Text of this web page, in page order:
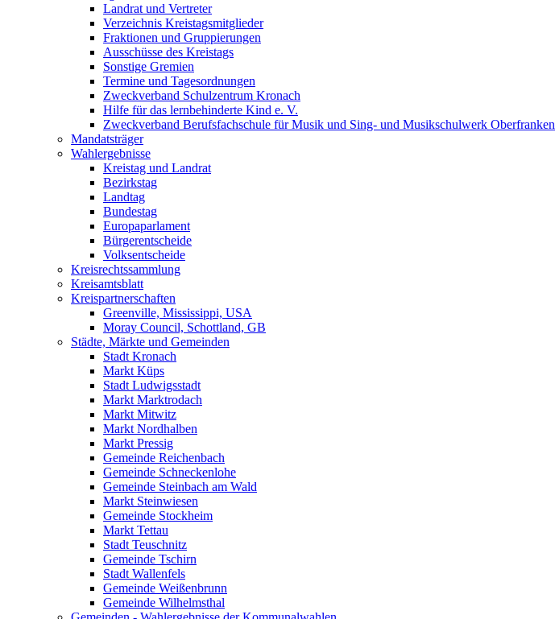
Landrat und Vertreter
Verzeichnis Kreistagsmitglieder
Fraktionen und Gruppierungen
Ausschüsse des Kreistags
Sonstige Gremien
Termine und Tagesordnungen
Zweckverband Schulzentrum Kronach
Hilfe für das lernbehinderte Kind e. V.
Zweckverband Berufsfachschule für Musik und Sing- und Musikschulwerk Oberfranken
Mandatsträger
Wahlergebnisse
Kreistag und Landrat
Bezirkstag
Landtag
Bundestag
Europaparlament
Bürgerentscheide
Volksentscheide
Kreisrechtssammlung
Kreisamtsblatt
Kreispartnerschaften
Greenville, Mississippi, USA
Moray Council, Schottland, GB
Städte, Märkte und Gemeinden
Stadt Kronach
Markt Küps
Stadt Ludwigsstadt
Markt Marktrodach
Markt Mitwitz
Markt Nordhalben
Markt Pressig
Gemeinde Reichenbach
Gemeinde Schneckenlohe
Gemeinde Steinbach am Wald
Markt Steinwiesen
Gemeinde Stockheim
Markt Tettau
Stadt Teuschnitz
Gemeinde Tschirn
Stadt Wallenfels
Gemeinde Weißenbrunn
Gemeinde Wilhelmsthal